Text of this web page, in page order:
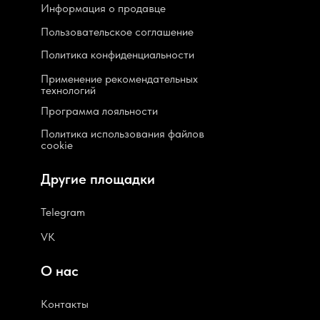
Пользовательское соглашение
Политика конфиденциальности
Программа лояльности
Политика использования файлов
cookie
Применение рекомендательных
технологий
Информация о продавце
Контакты
Telegram
VK
О нас
Другие площадки